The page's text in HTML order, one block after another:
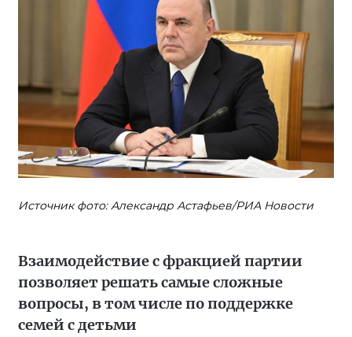
Источник фото: Александр Астафьев/РИА Новости
Взаимодействие с фракцией партии
позволяет решать самые сложные
вопросы, в том числе по поддержке
семей с детьми